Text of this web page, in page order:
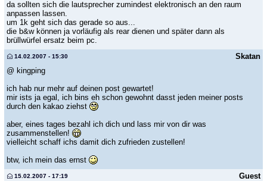
da sollten sich die lautsprecher zumindest elektronisch an den raum
anpassen lassen.
um 1k geht sich das gerade so aus...
die b&w können ja vorläufig als rear dienen und später dann als
brüllwürfel ersatz beim pc.
Skatan
14.02.2007 - 15:30
@ kingping
ich hab nur mehr auf deinen post gewartet!
mir ists ja egal, ich bins eh schon gewohnt dasst jeden meiner posts
durch den kakao ziehst
aber, eines tages bezahl ich dich und lass mir von dir was
zusammenstellen!
vielleicht schaff ichs damit dich zufrieden zustellen!
btw, ich mein das ernst
Guest
15.02.2007 - 17:19